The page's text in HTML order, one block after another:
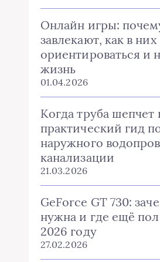
Онлайн игры:
завлекают, как в них
ориентироваться и
жизнь
01.04.2026
Когда труба шепчет
практический гид
наружного
канализации
21.03.2026
GeForce GT 730:
нужна и где ещё
2026 году
27.02.2026